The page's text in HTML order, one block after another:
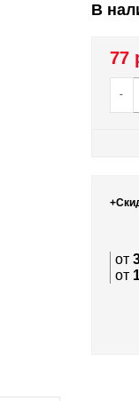
В
77
-
от
от